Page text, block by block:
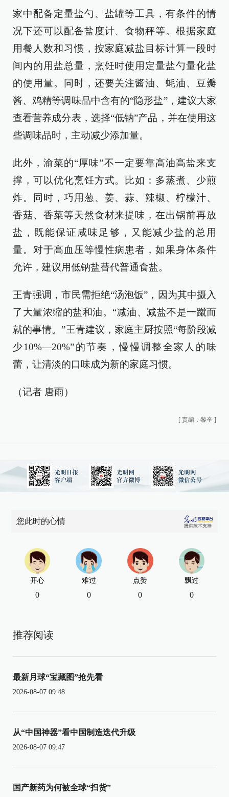
家中配备定量盐勺、盐罐等工具，有条件的情
况下还可以配备盐度计、食物秤等。根据家庭
用餐人数和习惯，按家庭减盐目标计算一段时
间内的用盐总量，烹饪时使用定量盐勺量化盐
的使用量。同时，还要关注酱油、蚝油、豆瓣
酱、鸡精等调味品中含有的“隐形盐”，建议大家
查看营养成分表，选择“低钠”产品，并在使用这
些调味品时，主动减少添加量。
此外，渝菜的“厚味”不一定要靠高油高盐来支
撑，可以优化烹饪方式。比如：多蒸煮、少煎
炸。同时，巧用葱、姜、蒜、辣椒、柠檬汁、
香菇、香菜等天然食材来提味，在出锅前再放
盐，既能保证咸味足够，又能减少盐的总用
量。对于高血压等慢性病患者，如果身体条件
允许，建议用低钠盐替代普通食盐。
王青强调，市民需拒绝“汤泡饭”，因为其中摄入
了大量浓缩的盐和油。“减油、减盐不是一蹴而
就的事情。”王青建议，家庭主厨按照“每阶段减
少10%—20%”的节奏，慢慢调整全家人的味
蕾，让清淡的口味成为新的家庭习惯。
（记者 唐雨）
[ 责编：黎奎 ]
您此时的心情
开心
0
难过
0
点赞
0
飘过
0
推荐阅读
最新月球“宝藏图”抢先看
2026-08-07 09:48
从“中国神器”看中国制造迭代升级
2026-08-07 09:47
国产新药为何被全球“扫货”